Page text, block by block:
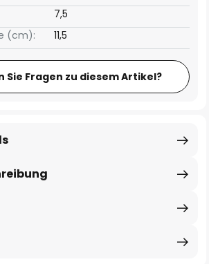
7,5
(cm): 11,5
Sie Fragen zu diesem Artikel?